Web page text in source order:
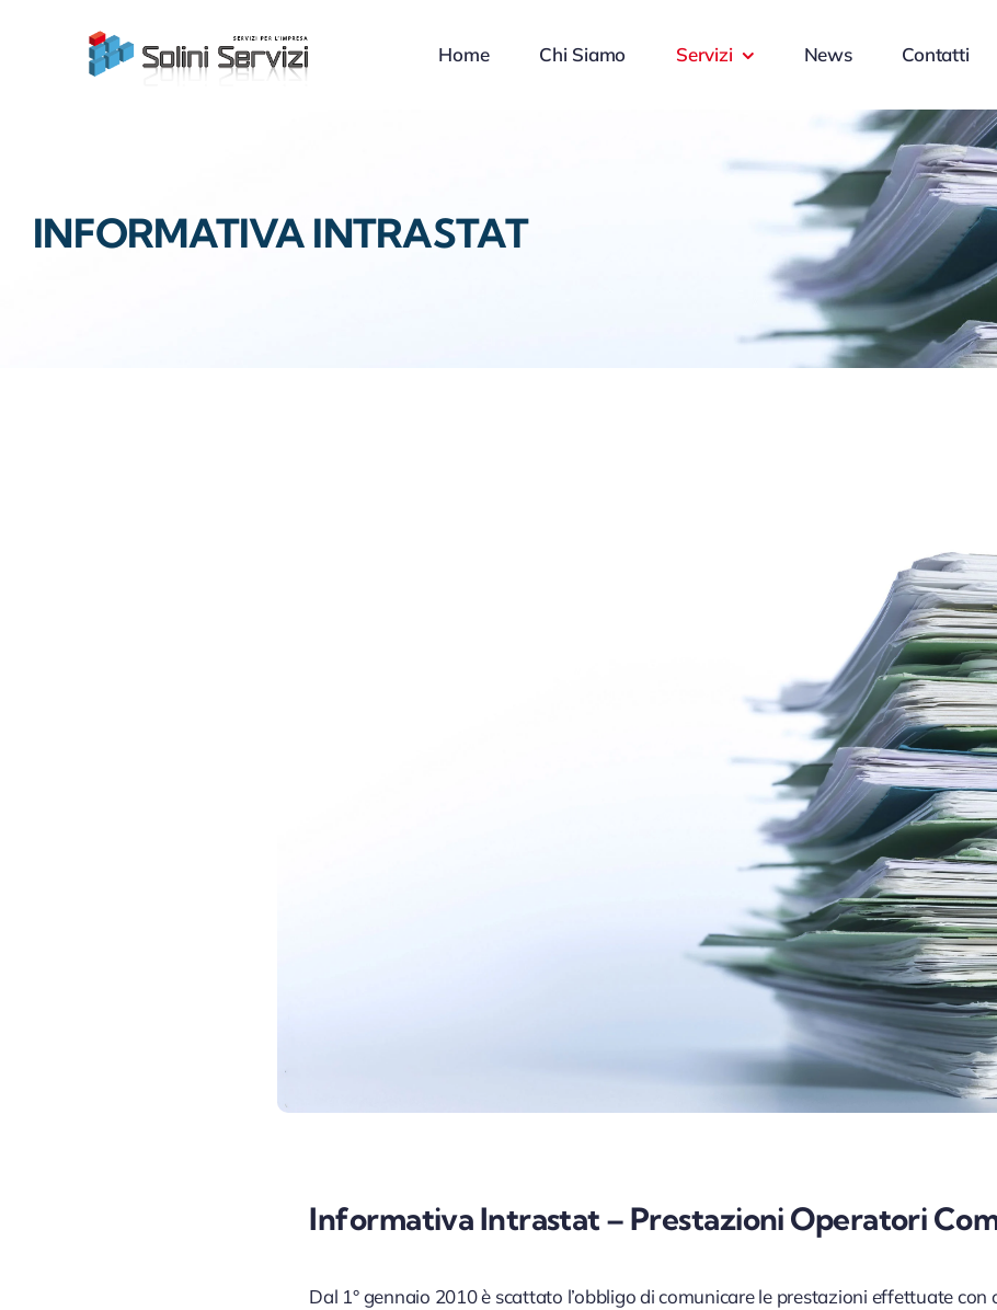
Home Chi Siamo Servizi News Contatti
INFORMATIVA INTRASTAT
Informativa Intrastat – Prestazioni Operatori
Dal 1° gennaio 2010 è scattato l’obbligo di comunicare le prestazioni effettuate